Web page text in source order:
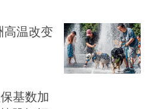
高温改变
基数加